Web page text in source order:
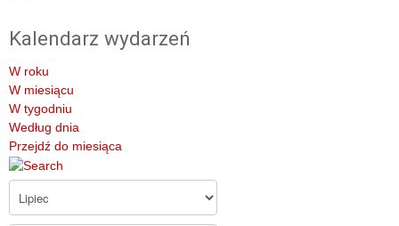
Kalendarz wydarzeń
W roku
W miesiącu
W tygodniu
Według dnia
Przejdź do miesiąca